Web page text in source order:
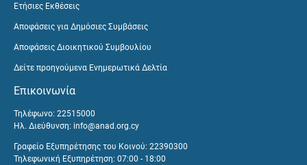
Ετήσιες Εκθέσεις
Αποφάσεις για Δημόσιες Συμβάσεις
Αποφάσεις Διοικητικού Συμβουλίου
Δείτε προηγούμενα Ενημερωτικά Δελτία
Επικοινωνία
Τηλέφωνο: 22515000
Ηλ. Διεύθυνση: info@anad.org.cy
Γραφείο Εξυπηρέτησης του Κοινού: 22390300
Τηλεφωνική Εξυπηρέτηση: 07:00 - 18:00